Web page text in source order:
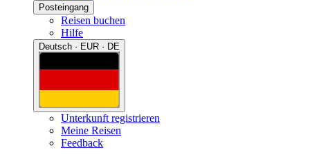
Posteingang
Reisen buchen
Hilfe
Deutsch · EUR · DE
Unterkunft registrieren
Meine Reisen
Feedback